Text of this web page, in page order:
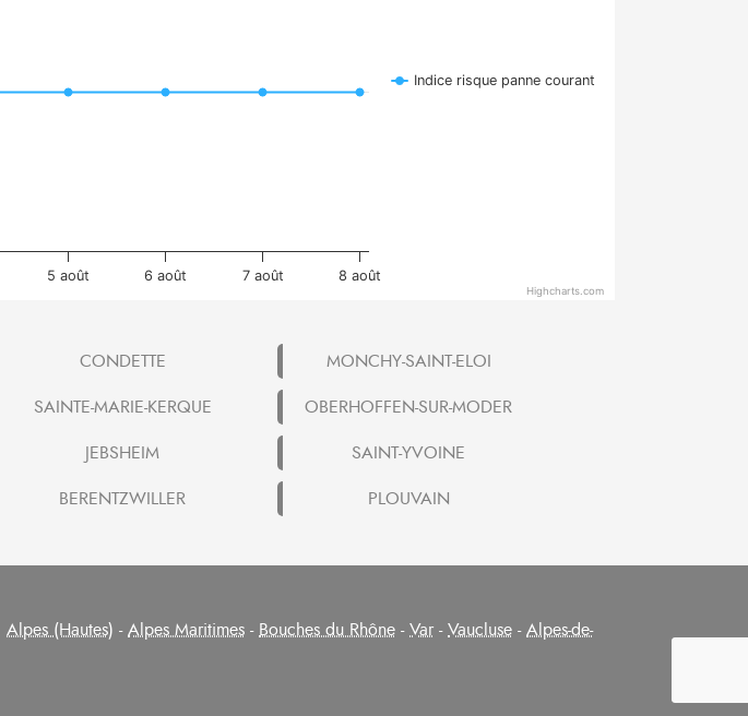
Indice risque panne courant
5 août 6 août 7 août 8 août
Highcharts.com
CONDETTE
MONCHY-SAINT-ELOI
SAINTE-MARIE-KERQUE
OBERHOFFEN-SUR-MODER
JEBSHEIM
SAINT-YVOINE
BERENTZWILLER PLOUVAIN
Alpes (Hautes) -Alpes Maritimes -Bouches du Rhône -Var -Vaucluse -Alpes-de-